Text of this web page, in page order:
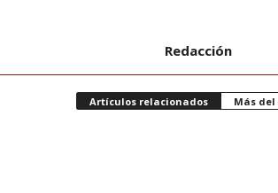
Redacción
Artículos relacionados Más